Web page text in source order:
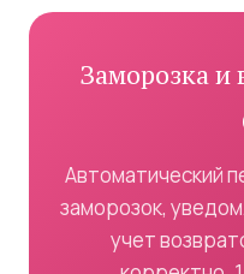
Заморозка и
Автоматический
заморозок,
учет